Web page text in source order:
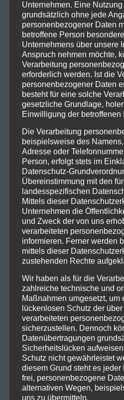
Unternehmen. Eine
grundsätzlich ohne jede
personenbezogener Daten
betroffene Person
Unternehmens über unsere
Anspruch nehmen möchte,
Verarbeitung
erforderlich werden. Ist die
personenbezogener Daten
besteht für eine solche
gesetzliche Grundlage,
Einwilligung der betroffenen
Die Verarbeitung
beispielsweise des
Adresse oder
Person, erfolgt stets im
Datenschutz-
Übereinstimmung mit den
landesspezifischen
Mittels dieser
Unternehmen die
und Zweck der von uns
verarbeiteten
informieren. Ferner werden
mittels dieser
zustehenden Rechte
Wir haben als für die
zahlreiche technische und
Maßnahmen umgesetzt, um
lückenlosen Schutz der
verarbeiteten
sicherzustellen. Dennoch
Datenübertragungen
Sicherheitslücken
Schutz nicht gewährleistet
diesem Grund steht es jeder
frei, personenbezogene
alternativen Wegen,
uns zu übermitteln.